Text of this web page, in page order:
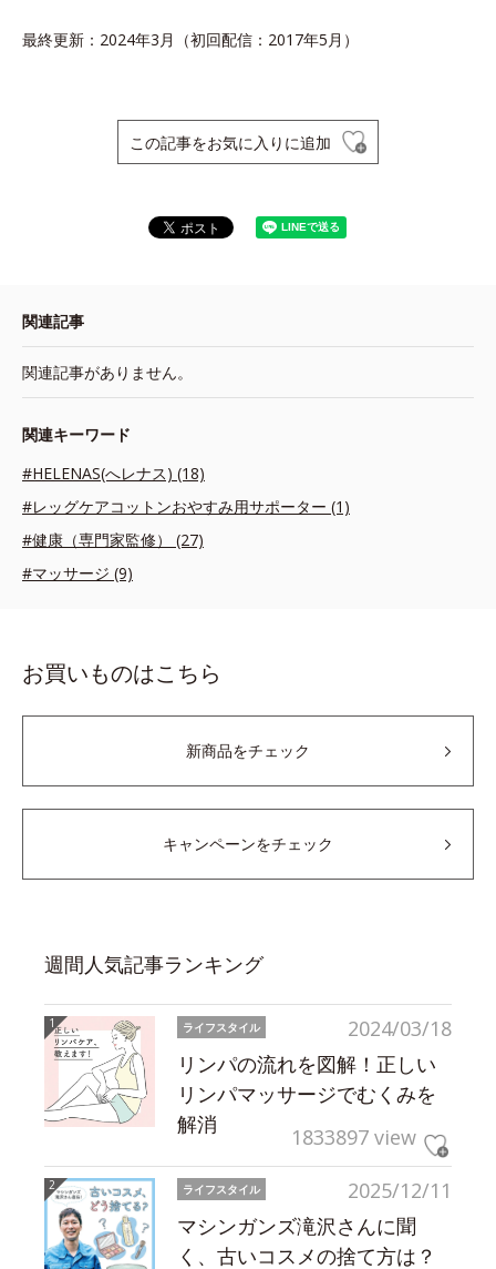
最終更新：2024年3月（初回配信：2017年5月）
この記事をお気に入りに追加
関連記事
関連記事がありません。
関連キーワード
#HELENAS(へレナス) (18)
#レッグケアコットンおやすみ用サポーター (1)
#健康（専門家監修） (27)
#マッサージ (9)
お買いものはこちら
新商品をチェック
キャンペーンをチェック
週間人気記事ランキング
2024/03/18
ライフスタイル
リンパの流れを図解！正しい
リンパマッサージでむくみを
解消
1833897 view
2025/12/11
ライフスタイル
マシンガンズ滝沢さんに聞
く、古いコスメの捨て方は？